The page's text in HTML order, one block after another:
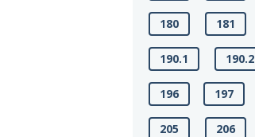
180 181
190.1 190.2
196 197
205 206